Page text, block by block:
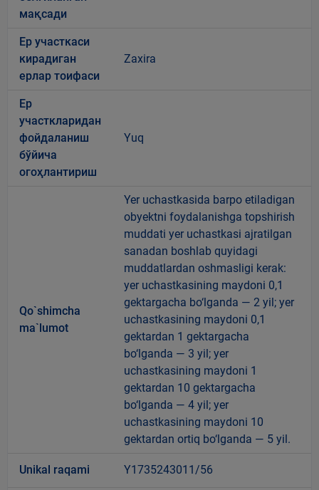
мақсади
Ер участкаси
кирадиган
ерлар тоифаси
Zaxira
Ер
участкларидан
фойдаланиш
бўйича
огоҳлантириш
Yuq
Qo`shimcha
ma`lumot
Yer uchastkasida barpo etiladigan
obyektni foydalanishga topshirish
muddati yer uchastkasi ajratilgan
sanadan boshlab quyidagi
muddatlardan oshmasligi kerak:
yer uchastkasining maydoni 0,1
gektargacha bo‘lganda — 2 yil; yer
uchastkasining maydoni 0,1
gektardan 1 gektargacha
bo‘lganda — 3 yil; yer
uchastkasining maydoni 1
gektardan 10 gektargacha
bo‘lganda — 4 yil; yer
uchastkasining maydoni 10
gektardan ortiq bo‘lganda — 5 yil.
Unikal raqami Y1735243011/56